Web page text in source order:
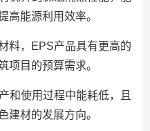
高能源利用效率。
料，EPS产品具有更高的
项目的预算需求。
和使用过程中能耗低，且
建材的发展方向。